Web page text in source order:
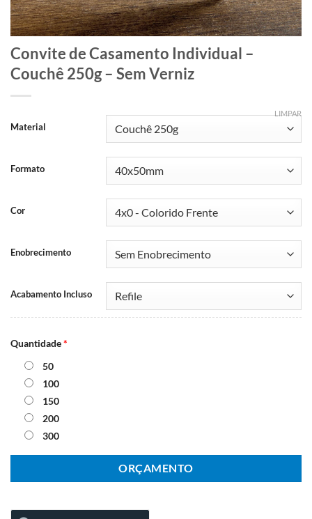
Convite de Casamento Individual –
Couchê 250g – Sem Verniz
Material
Formato
Cor
Enobrecimento
Acabamento Incluso
LIMPAR
Quantidade*
50
100
150
200
300
ORÇAMENTO